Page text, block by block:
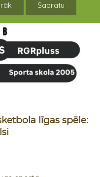
Sapratu
līgas spēle: